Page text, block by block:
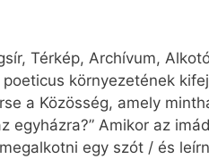
Térkép, Archívum,
környezetének
a Közösség, amely
egyházra?” Amikor az
egy szót / és